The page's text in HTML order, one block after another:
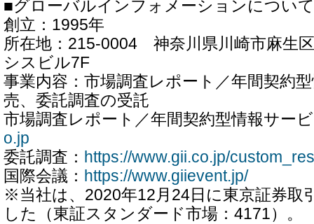
■グローバルインフォメーションについて
創立：1995年
所在地：215-0004 神奈川県川崎市麻生
シスビル7F
事業内容：市場調査レポート／年間契約
売、委託調査の受託
市場調査レポート／年間契約型情報サー
o.jp
委託調査： https://www.gii.co.jp/
国際会議： https://www.giievent.jp/
※当社は、2020年12月24日に東京証券取
した（東証スタンダード市場：4171）。